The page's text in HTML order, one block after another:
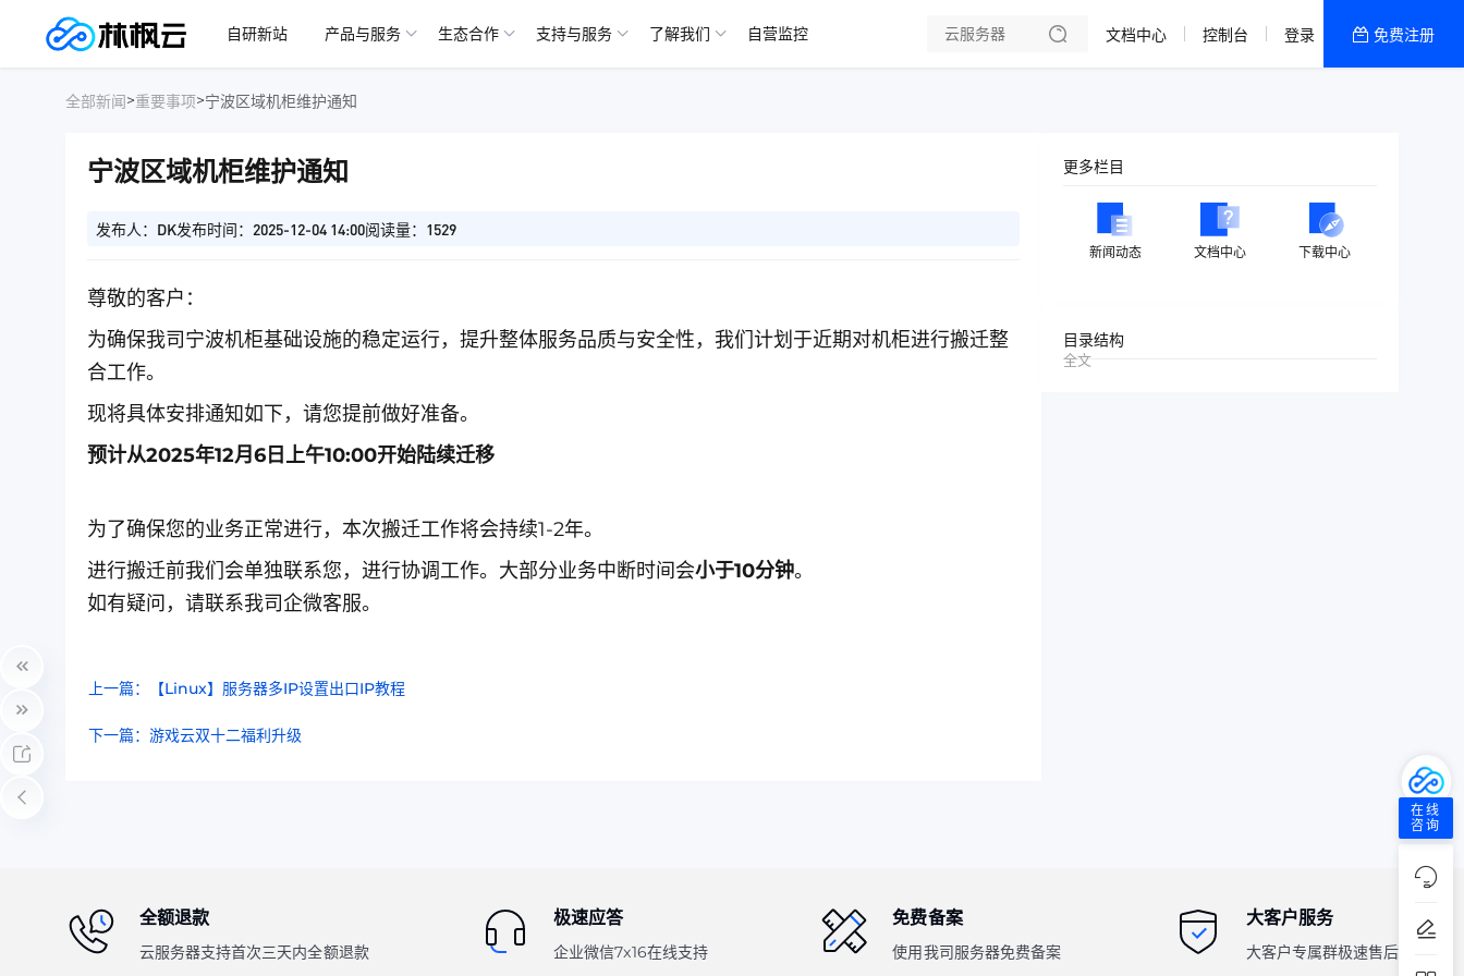
自研新站 产品与服务 生态合作 支持与服务 了解我们
自营监控
热销推荐
文档中心 控制台 登录 免费注册
全部新闻>重要事项>宁波区域机柜维护通知
宁波区域机柜维护通知
发布人：DK发布时间：2025-12-04 14:00阅读量：1529
尊敬的客户：
为确保我司宁波机柜基础设施的稳定运行，提升整体服务品质与安全性，我们计划于近期对机柜进行搬迁整
合工作。
现将具体安排通知如下，请您提前做好准备。
预计从2025年12月6日上午10:00开始陆续迁移
为了确保您的业务正常进行，本次搬迁工作将会持续1-2年。
进行搬迁前我们会单独联系您，进行协调工作。大部分业务中断时间会小于10分钟。
如有疑问，请联系我司企微客服。
上一篇：【Linux】服务器多IP设置出口IP教程
下一篇：游戏云双十二福利升级
更多栏目
新闻动态 文档中心 下载中心
目录结构
全文
全额退款
云服务器支持首次三天内全额退款
极速应答
企业微信7x16在线支持
免费备案
使用我司服务器免费备案
大客户服务
大客户专属群极速售后
在线
咨询